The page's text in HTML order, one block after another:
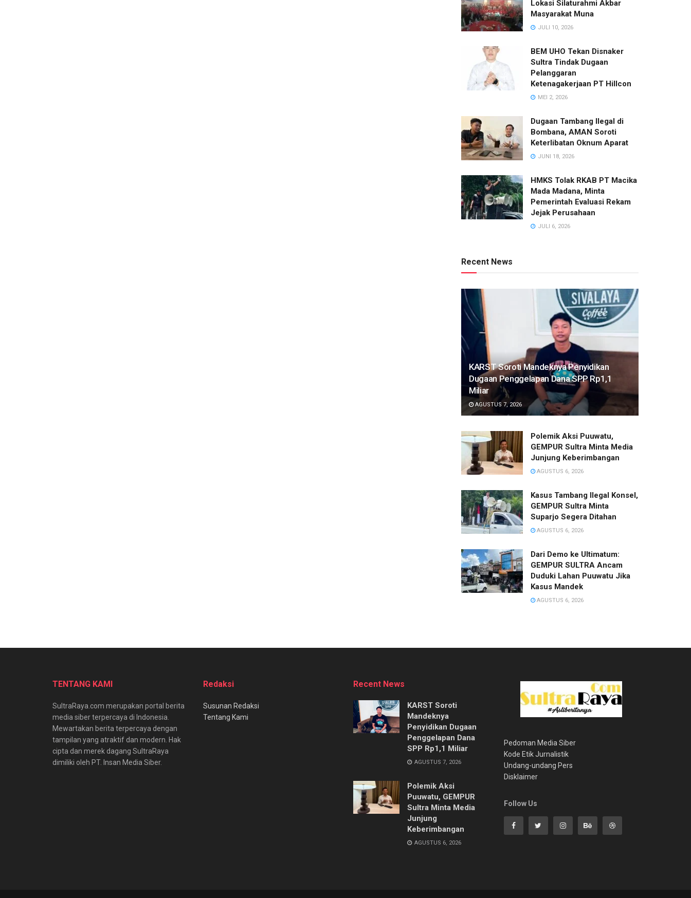
Lokasi Silaturahmi Akbar
Masyarakat Muna
JULI 10, 2026
BEM UHO Tekan Disnaker
Sultra Tindak Dugaan
Pelanggaran
Ketenagakerjaan PT Hillcon
MEI 2, 2026
Dugaan Tambang Ilegal di
Bombana, AMAN Soroti
Keterlibatan Oknum Aparat
JUNI 18, 2026
HMKS Tolak RKAB PT Macika
Mada Madana, Minta
Pemerintah Evaluasi Rekam
Jejak Perusahaan
JULI 6, 2026
Recent News
KARST Soroti Mandeknya Penyidikan
Dugaan Penggelapan Dana SPP Rp1,1
Miliar
AGUSTUS 7, 2026
Polemik Aksi Puuwatu,
GEMPUR Sultra Minta Media
Junjung Keberimbangan
AGUSTUS 6, 2026
Kasus Tambang Ilegal Konsel,
GEMPUR Sultra Minta
Suparjo Segera Ditahan
AGUSTUS 6, 2026
Dari Demo ke Ultimatum:
GEMPUR SULTRA Ancam
Duduki Lahan Puuwatu Jika
Kasus Mandek
AGUSTUS 6, 2026
TENTANG KAMI
SultraRaya.com merupakan portal berita
media siber terpercaya di Indonesia.
Mewartakan berita terpercaya dengan
tampilan yang atraktif dan modern. Hak
cipta dan merek dagang SultraRaya
dimiliki oleh PT. Insan Media Siber.
Redaksi
Susunan Redaksi
Tentang Kami
Recent News
KARST Soroti
Mandeknya
Penyidikan Dugaan
Penggelapan Dana
SPP Rp1,1 Miliar
AGUSTUS 7, 2026
Polemik Aksi
Puuwatu, GEMPUR
Sultra Minta Media
Junjung
Keberimbangan
AGUSTUS 6, 2026
Pedoman Media Siber
Kode Etik Jurnalistik
Undang-undang Pers
Disklaimer
Follow Us